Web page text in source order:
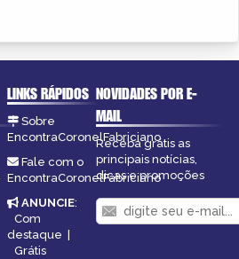
LINKS RÁPIDOS
Sobre
EncontraCoronelFabriciano
Fale com o
EncontraCoronelFabriciano
ANUNCIE:
Com
destaque |
Grátis
NOVIDADES POR E-
MAIL
Receba grátis as
principais notícias,
dicas e promoções